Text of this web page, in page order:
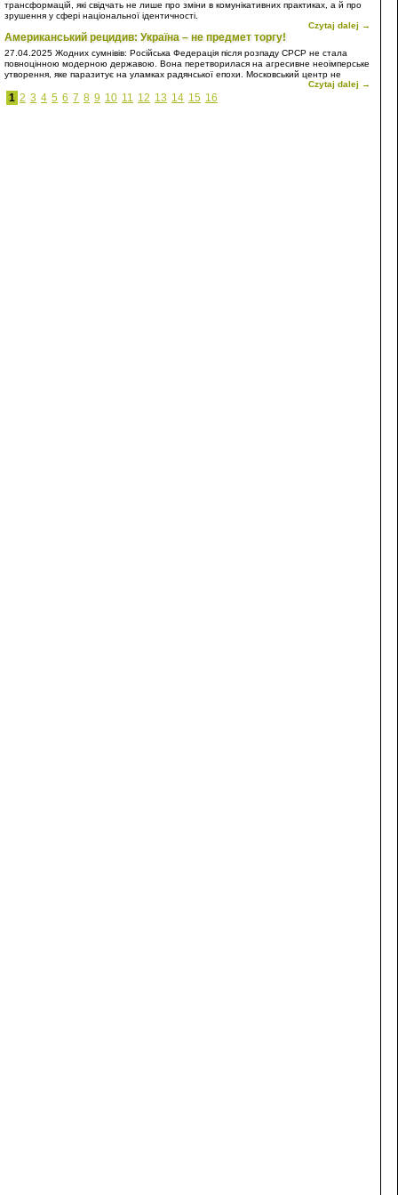
трансформацій, які свідчать не лише про зміни в комунікативних практиках, а й про
зрушення у сфері національної ідентичності.
Czytaj dalej →
Американський рецидив: Україна – не предмет торгу!
27.04.2025 Жодних сумнівів: Російська Федерація після розпаду СРСР не стала
повноцінною модерною державою. Вона перетворилася на агресивне неоімперське
утворення, яке паразитує на уламках радянської епохи. Московський центр не
просто відмовився інтегруватися у світову спільноту на засадах рівноправного
партнерства, він обрав шлях домінування, підкорення та експансії. Власне, Росія є
типовою неоколонією – лише з тією відмінністю, що вона прагне сама бути
Czytaj dalej →
1 2 3 4 5 6 7 8 9 10 11 12 13 14 15 16